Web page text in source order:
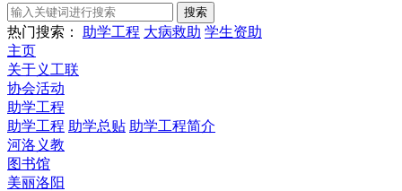
搜索
热门搜索： 助学工程 大病救助 学生资助
主页
关于义工联
协会活动
助学工程
助学工程 助学总贴 助学工程简介
河洛义教
图书馆
美丽洛阳